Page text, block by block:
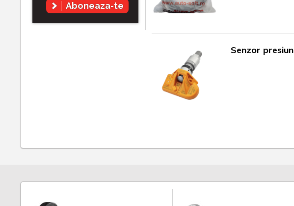
Aboneaza-te
Senzor